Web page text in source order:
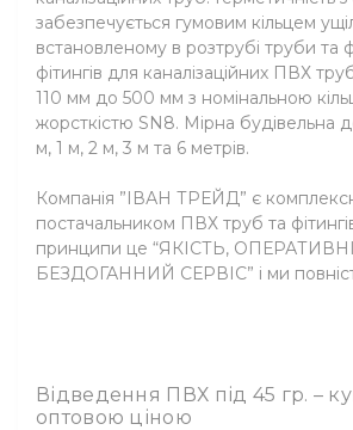
забезпечується гумовим кільцем
встановленому в розтрубі труби та
фітингів для каналізаційних ПВХ
110 мм до 500 мм з номінальною
жорсткістю SN8. Мірна будівельна
м, 1 м, 2 м, 3 м та 6 метрів.
Компанія ”ІВАН ТРЕЙД” є
постачальником ПВХ труб та
принципи це “ЯКІСТЬ,
БЕЗДОГАННИЙ СЕРВІС” і ми
Відведення ПВХ під 45 гр. –
оптовою ціною